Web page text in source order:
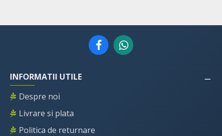
INFORMATII UTILE
Despre noi
Livrare si plata
Politica de returnare